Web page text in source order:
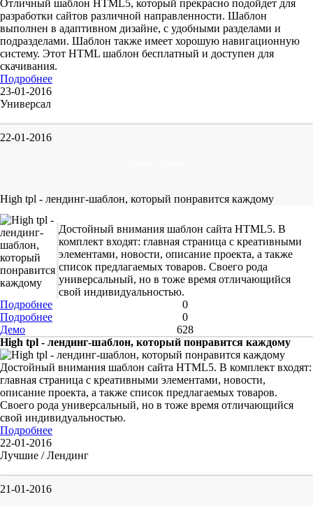
Отличный шаблон HTML5, который прекрасно подойдет для
разработки сайтов различной направленности. Шаблон
выполнен в адаптивном дизайне, с удобными разделами и
подразделами. Шаблон также имеет хорошую навигационную
систему. Этот HTML шаблон бесплатный и доступен для
скачивания.
Подробнее
23-01-2016
Универсал
22-01-2016
High tpl - лендинг-шаблон, который понравится каждому
Достойный внимания шаблон сайта HTML5. В
комплект входят: главная страница с креативными
элементами, новости, описание проекта, а также
список предлагаемых товаров. Своего рода
универсальный, но в тоже время отличающийся
свой индивидуальностью.
Подробнее
Подробнее
Демо
0
0
628
High tpl - лендинг-шаблон, который понравится каждому
Достойный внимания шаблон сайта HTML5. В комплект входят:
главная страница с креативными элементами, новости,
описание проекта, а также список предлагаемых товаров.
Своего рода универсальный, но в тоже время отличающийся
свой индивидуальностью.
Подробнее
22-01-2016
Лучшие / Лендинг
21-01-2016